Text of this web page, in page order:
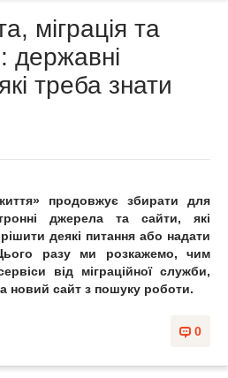
міграція та
державні
треба знати
продовжує збирати для
джерела та сайти, які
деякі питання або надати
разу ми розкажемо, чим
від міграційної служби,
новий сайт з пошуку роботи.
0